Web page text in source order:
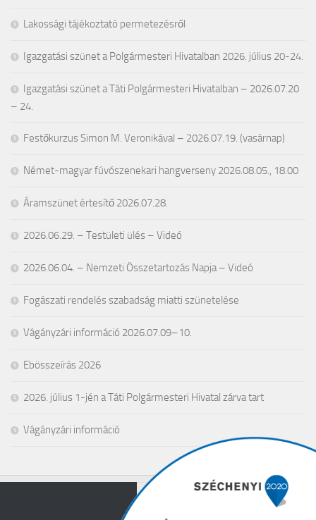
Lakossági tájékoztató permetezésről
Igazgatási szünet a Polgármesteri Hivatalban 2026. július 20-24.
Igazgatási szünet a Táti Polgármesteri Hivatalban – 2026.07.20
– 24.
Festőkurzus Simon M. Veronikával – 2026.07.19. (vasárnap)
Német-magyar fúvószenekari hangverseny 2026.08.05., 18.00
Áramszünet értesítő 2026.07.28.
2026.06.29. – Testületi ülés – Videó
2026.06.04. – Nemzeti Összetartozás Napja – Videó
Fogászati rendelés szabadság miatti szünetelése
Vágányzári információ 2026.07.09–10.
Ebösszeírás 2026
2026. július 1-jén a Táti Polgármesteri Hivatal zárva tart
Vágányzári információ